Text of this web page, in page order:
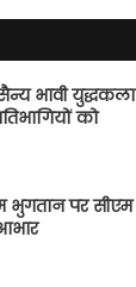
भावी युद्धकला
को
भुगतान पर सीएम